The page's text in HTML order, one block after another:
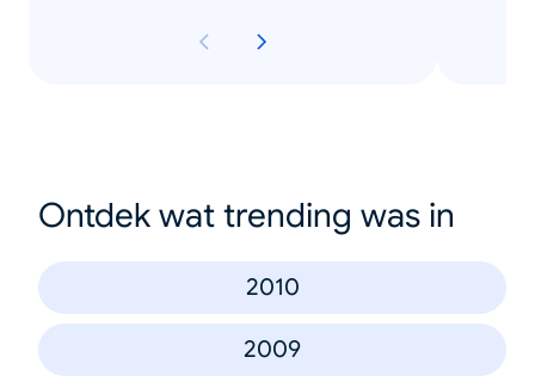
Ontdek wat trending was in
2010
2009